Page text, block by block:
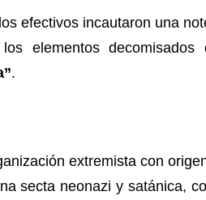
efectivos incautaron una
los elementos
.
extremista con
secta neonazi y satánica,